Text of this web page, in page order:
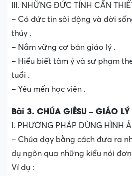
III. NHỮNG ĐỨC TÍNH CẦN
– Có đức tin sôi động và đời
thúy .
– Nắm vững cơ bản giáo lý .
– Hiểu biết tâm ý và sư phạm
tuổi .
– Yêu mến học viên .
Bài 3. CHÚA GIÊSU – GIÁO
I. PHƯƠNG PHÁP DÙNG HÌNH
– Chúa dạy bằng cách đưa ra
dụ ngôn qua những kiểu nói
Ví dụ :